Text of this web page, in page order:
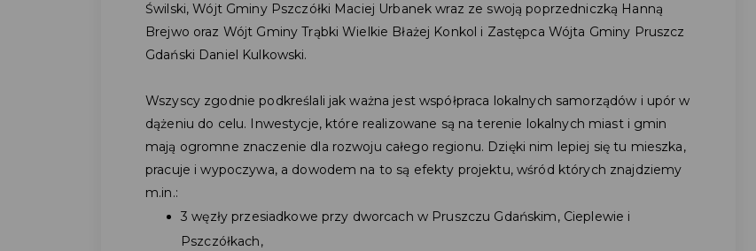
Świlski, Wójt Gminy Pszczółki Maciej Urbanek wraz ze swoją poprzedniczką Hanną
Brejwo oraz Wójt Gminy Trąbki Wielkie Błażej Konkol i Zastępca Wójta Gminy Pruszcz
Gdański Daniel Kulkowski.
Wszyscy zgodnie podkreślali jak ważna jest współpraca lokalnych samorządów i upór w
dążeniu do celu. Inwestycje, które realizowane są na terenie lokalnych miast i gmin
mają ogromne znaczenie dla rozwoju całego regionu. Dzięki nim lepiej się tu mieszka,
pracuje i wypoczywa, a dowodem na to są efekty projektu, wśród których znajdziemy
m.in.:
3 węzły przesiadkowe przy dworcach w Pruszczu Gdańskim, Cieplewie i
Pszczółkach,